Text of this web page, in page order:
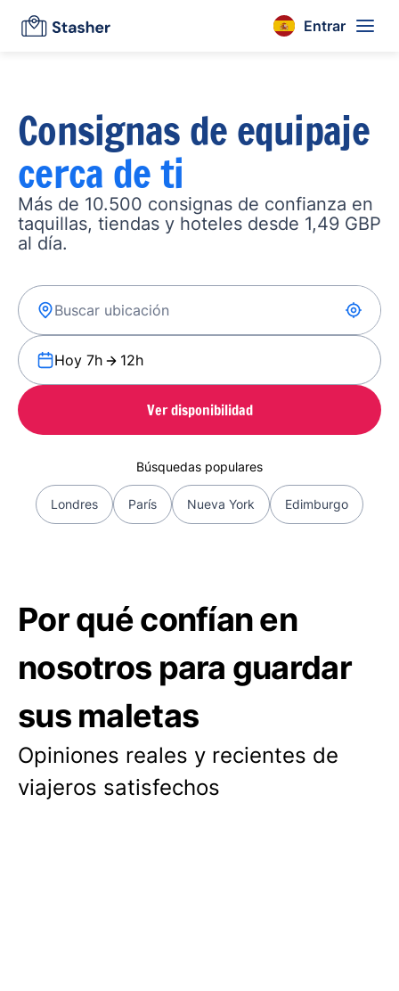
Entrar
Consignas de equipaje
cerca de ti
Más de 10.500 consignas de confianza en
taquillas, tiendas y hoteles desde 1,49 GBP
al día.
Hoy 7h 12h
Ver disponibilidad
Búsquedas populares
Londres París Nueva York Edimburgo
Por qué confían en
nosotros para guardar
sus maletas
Opiniones reales y recientes de
viajeros satisfechos